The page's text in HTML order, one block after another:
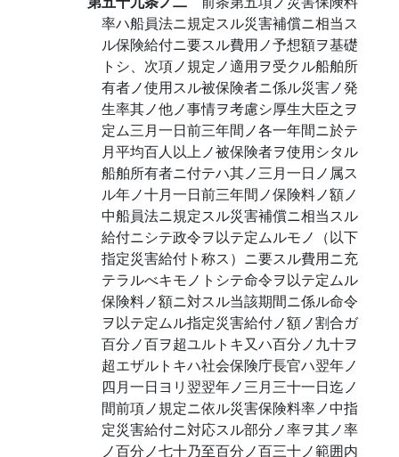
率ハ船員法ニ規定スル災害補償ニ相当ス
ル保険給付ニ要スル費用ノ予想額ヲ基礎
トシ、次項ノ規定ノ適用ヲ受クル船舶所
有者ノ使用スル被保険者ニ係ル災害ノ発
生率其ノ他ノ事情ヲ考慮シ厚生大臣之ヲ
定ム三月一日前三年間ノ各一年間ニ於テ
月平均百人以上ノ被保険者ヲ使用シタル
船舶所有者ニ付テハ其ノ三月一日ノ属ス
ル年ノ十月一日前三年間ノ保険料ノ額ノ
中船員法ニ規定スル災害補償ニ相当スル
給付ニシテ政令ヲ以テ定ムルモノ（以下
指定災害給付ト称ス）ニ要スル費用ニ充
テラルべキモノトシテ命令ヲ以テ定ムル
保険料ノ額ニ対スル当該期間ニ係ル命令
ヲ以テ定ムル指定災害給付ノ額ノ割合ガ
百分ノ百ヲ超ユルトキ又ハ百分ノ九十ヲ
超エザルトキハ社会保険庁長官ハ翌年ノ
四月一日ヨリ翌翌年ノ三月三十一日迄ノ
間前項ノ規定ニ依ル災害保険料率ノ中指
定災害給付ニ対応スル部分ノ率ヲ其ノ率
ノ百分ノ七十乃至百分ノ百三十ノ範囲内